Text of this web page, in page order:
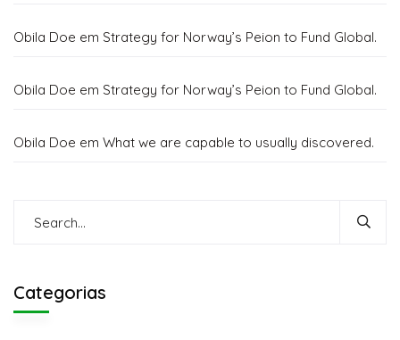
Obila Doe em Strategy for Norway’s Peion to Fund Global.
Obila Doe em Strategy for Norway’s Peion to Fund Global.
Obila Doe em What we are capable to usually discovered.
Categorias